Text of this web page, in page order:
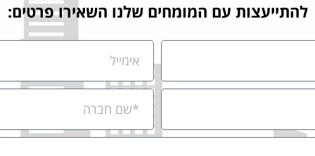
להתייעצות עם המומחים שלנו השאירו פרטים: